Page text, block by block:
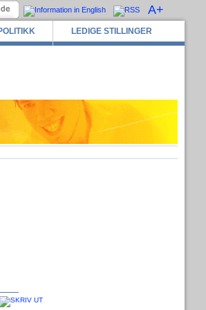
LEDIGE STILLINGER
A+